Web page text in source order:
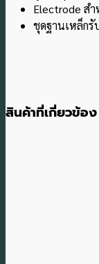
Electrode ส
ชุดฐานเหล็ก
สินค้าที่เกี่ยวข้อง